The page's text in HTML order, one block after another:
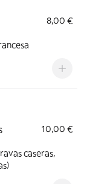
8,00 €
10,00 €
caseras,